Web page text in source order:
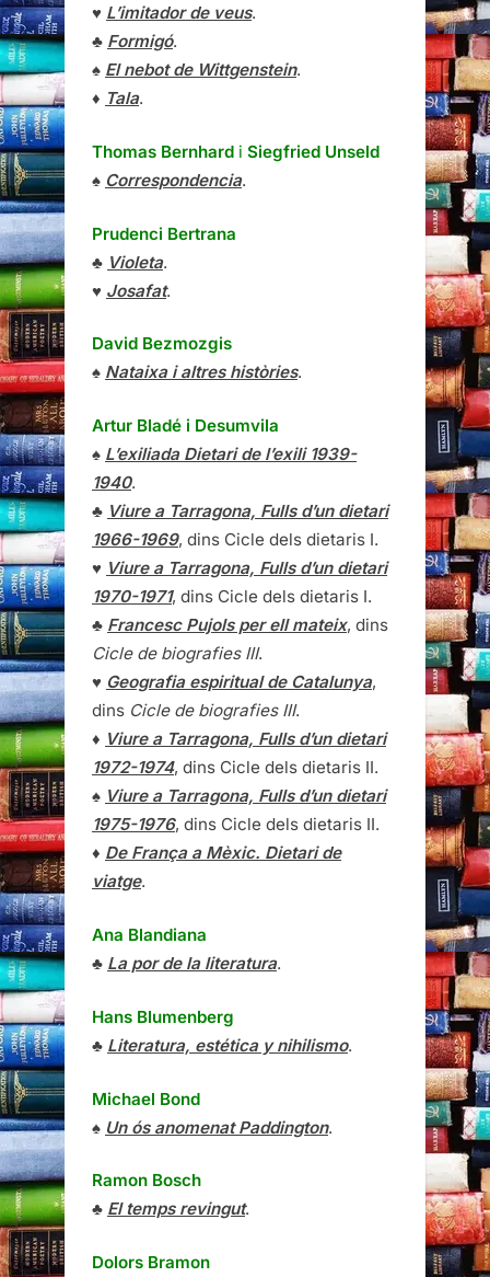
♥ L’imitador de veus.
♣ Formigó.
♠ El nebot de Wittgenstein.
♦ Tala.
Thomas Bernhard i Siegfried Unseld
♠ Correspondencia.
Prudenci Bertrana
♣ Violeta.
♥ Josafat.
David Bezmozgis
♠ Nataixa i altres històries.
Artur Bladé i Desumvila
♠ L’exiliada Dietari de l’exili 1939-
1940.
♣ Viure a Tarragona, Fulls d’un dietari
1966-1969, dins Cicle dels dietaris I.
♥ Viure a Tarragona, Fulls d’un dietari
1970-1971, dins Cicle dels dietaris I.
♣ Francesc Pujols per ell mateix, dins
Cicle de biografies III.
♥ Geografia espiritual de Catalunya,
dins Cicle de biografies III.
♦ Viure a Tarragona, Fulls d’un dietari
1972-1974, dins Cicle dels dietaris II.
♠ Viure a Tarragona, Fulls d’un dietari
1975-1976, dins Cicle dels dietaris II.
♦ De França a Mèxic. Dietari de
viatge.
Ana Blandiana
♣ La por de la literatura.
Hans Blumenberg
♣ Literatura, estética y nihilismo.
Michael Bond
♠ Un ós anomenat Paddington.
Ramon Bosch
♣ El temps revingut.
Dolors Bramon